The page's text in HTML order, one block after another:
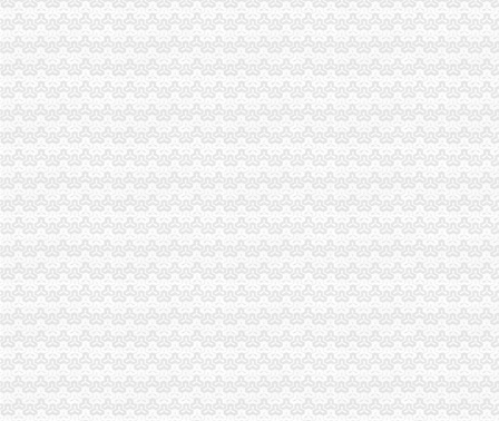
2017年注册一般纳税人的公司需要的流程_陕北中公教育_新浪博客
一般一般纳税人流程提供一般纳税人注册地址-阿里巴巴
泉州注册一般纳税人公司流程【今日推荐网-泉州工商/税务/财务】
北京公司注册申请一般纳税人公司流程提供一般纳税人地址-其他-久
2017花都申请一般纳税人的流程广州公司注册今题网
一般纳税人注册的基本流程就是以上的三步-直辖市上海展览会议信息
注册一般纳税人资格流程开普票价格|注册一般纳税人资格流程开普票型
在合肥快速申请一般纳税人的流程与注册方-合肥一般纳税人申请与
苏州高新区一般纳税人公司注册流程,苏州新区企业登记程序
2017申请一般纳税人的流程_搜狐财经_搜狐网
求助：注册一般纳税人公司流程及相关费用-青青岛社区
解读在武汉注册一般纳税人公司需要那些流程？_职场天地_天涯论坛_
如何注册一般纳税人,注册一般纳税人价格流程（转载）？_市场营销_
申请一般纳税人注册流程_财务咨询吧_百度贴吧
2017年注册深圳公司流程及如何申请成为一般纳税人_搜狐财经_搜狐网
北京注册一般纳税人公司好注册吗一般纳税人流程-北京58同城
注册一般纳税人有限公司的流程、费用、条件、程序、时间
一般纳税人申请的流程|公司注册|专项审批-广州58同城